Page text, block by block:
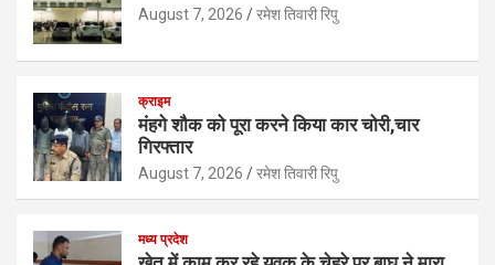
August 7, 2026 रमेश तिवारी रिपु
क्राइम
मंहगे शौक को पूरा करने किया कार चोरी,चार
गिरफ्तार
August 7, 2026 रमेश तिवारी रिपु
मध्य प्रदेश